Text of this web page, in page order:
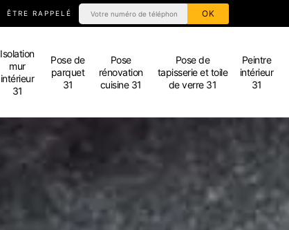
ÊTRE RAPPELÉ
Isolation
mur
intérieur
31
Pose de
parquet
31
Pose
rénovation
cuisine 31
Pose de
tapisserie et toile
de verre 31
Peintre
intérieur
31